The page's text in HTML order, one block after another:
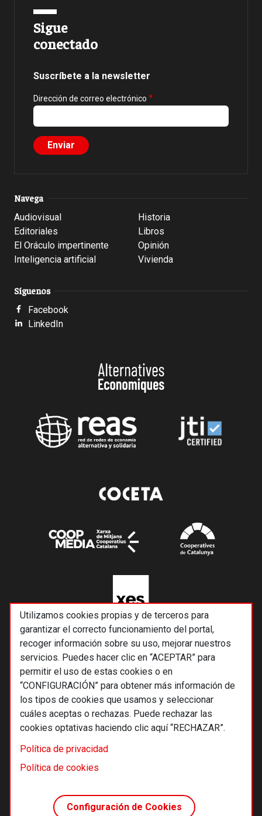
Utilizamos cookies propias y de terceros para
garantizar el correcto funcionamiento del portal,
recoger información sobre su uso, mejorar nuestros
servicios. Puedes hacer clic en “ACEPTAR” para
permitir el uso de estas cookies o en
“CONFIGURACIÓN” para obtener más información de
los tipos de cookies que usamos y seleccionar
cuáles aceptas o rechazas. Puede rechazar las
cookies optativas haciendo clic aquí “RECHAZAR”.
Política de privacidad
Política de cookies
Configuración de Cookies
Sigue
conectado
Suscríbete a la newsletter
Dirección de correo electrónico
Navega
Audiovisual
Editoriales
El Oráculo impertinente
Inteligencia artificial
Historia
Libros
Opinión
Vivienda
Síguenos
Facebook
LinkedIn
© 2026 Alternativas económicas SCCL
Footer
Términos y condiciones de uso
Política de cookies